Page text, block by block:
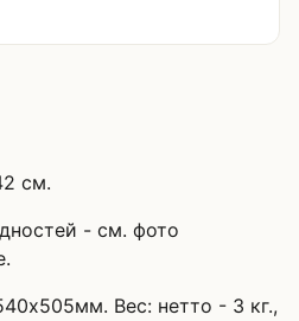
см.
- см. фото
Вес: нетто - 3 кг.,